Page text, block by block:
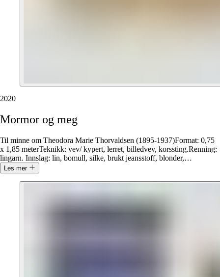
2020
Mormor og meg
Til minne om Theodora Marie Thorvaldsen (1895-1937)Format: 0,75
x 1,85 meterTeknikk: vev/ kypert, lerret, billedvev, korssting.Renning:
lingarn. Innslag: lin, bomull, silke, brukt jeansstoff, blonder,…
Les mer